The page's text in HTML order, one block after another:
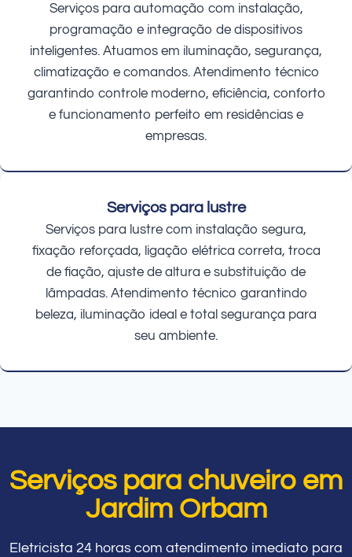
Serviços para automação com instalação,
programação e integração de dispositivos
inteligentes. Atuamos em iluminação, segurança,
climatização e comandos. Atendimento técnico
garantindo controle moderno, eficiência, conforto
e funcionamento perfeito em residências e
empresas.
Serviços para lustre
Serviços para lustre com instalação segura,
fixação reforçada, ligação elétrica correta, troca
de fiação, ajuste de altura e substituição de
lâmpadas. Atendimento técnico garantindo
beleza, iluminação ideal e total segurança para
seu ambiente.
Serviços para chuveiro em
Jardim Orbam
Eletricista 24 horas com atendimento imediato para